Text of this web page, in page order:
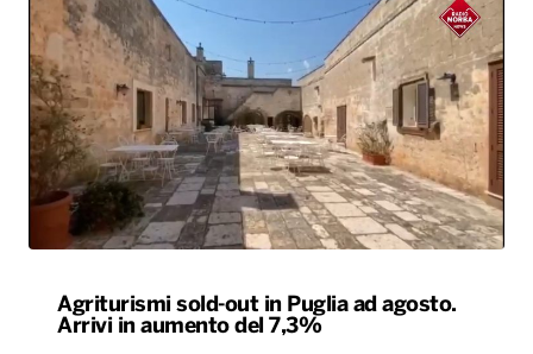
Agriturismi sold-out in Puglia ad agosto.
Arrivi in aumento del 7,3%